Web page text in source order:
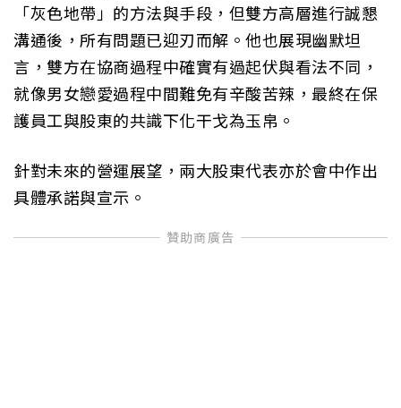
「灰色地帶」的方法與手段，但雙方高層進行誠懇
溝通後，所有問題已迎刃而解。他也展現幽默坦
言，雙方在協商過程中確實有過起伏與看法不同，
就像男女戀愛過程中間難免有辛酸苦辣，最終在保
護員工與股東的共識下化干戈為玉帛。
針對未來的營運展望，兩大股東代表亦於會中作出
具體承諾與宣示。